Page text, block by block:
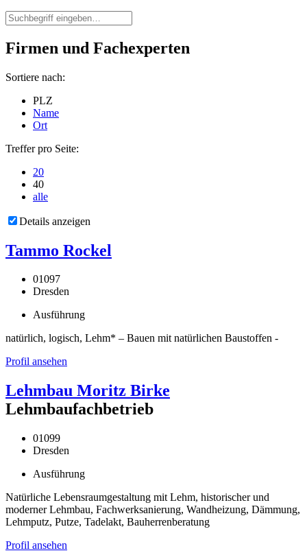
Firmen und Fachexperten
Sortiere nach:
PLZ
Name
Ort
Treffer pro Seite:
20
40
alle
Details anzeigen
Tammo Rockel
01097
Dresden
Ausführung
natürlich, logisch, Lehm* – Bauen mit natürlichen Baustoffen -
Profil ansehen
Lehmbau Moritz Birke
Lehmbaufachbetrieb
01099
Dresden
Ausführung
Natürliche Lebensraumgestaltung mit Lehm, historischer und
moderner Lehmbau, Fachwerksanierung, Wandheizung, Dämmung,
Lehmputz, Putze, Tadelakt, Bauherrenberatung
Profil ansehen